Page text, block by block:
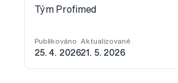
Tým Profimed
Publikováno
25. 4. 2026
Aktualizované
21. 5. 2026